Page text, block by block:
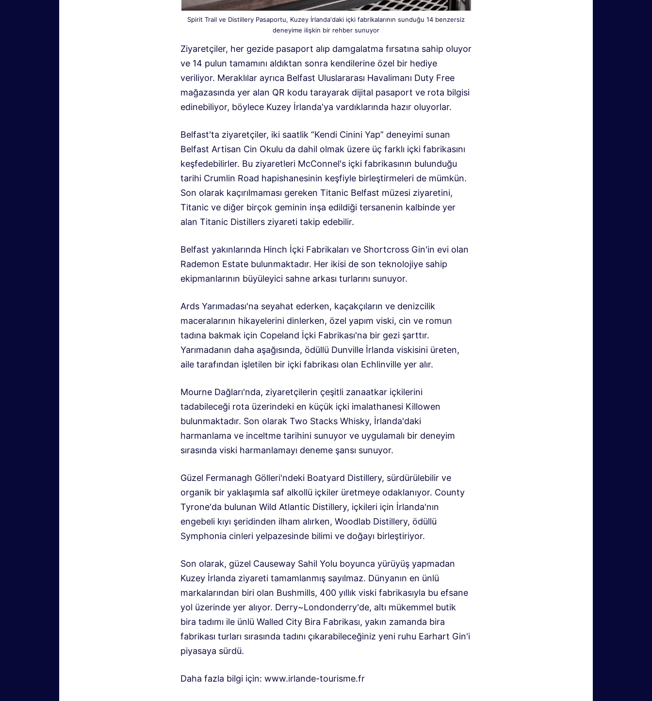
Spirit Trail ve Distillery Pasaportu, Kuzey İrlanda'daki içki fabrikalarının sunduğu 14 benzersiz
deneyime ilişkin bir rehber sunuyor
Ziyaretçiler, her gezide pasaport alıp damgalatma fırsatına sahip oluyor
ve 14 pulun tamamını aldıktan sonra kendilerine özel bir hediye
veriliyor. Meraklılar ayrıca Belfast Uluslararası Havalimanı Duty Free
mağazasında yer alan QR kodu tarayarak dijital pasaport ve rota bilgisi
edinebiliyor, böylece Kuzey İrlanda'ya vardıklarında hazır oluyorlar.
Belfast'ta ziyaretçiler, iki saatlik “Kendi Cinini Yap” deneyimi sunan
Belfast Artisan Cin Okulu da dahil olmak üzere üç farklı içki fabrikasını
keşfedebilirler. Bu ziyaretleri McConnel's içki fabrikasının bulunduğu
tarihi Crumlin Road hapishanesinin keşfiyle birleştirmeleri de mümkün.
Son olarak kaçırılmaması gereken Titanic Belfast müzesi ziyaretini,
Titanic ve diğer birçok geminin inşa edildiği tersanenin kalbinde yer
alan Titanic Distillers ziyareti takip edebilir.
Belfast yakınlarında Hinch İçki Fabrikaları ve Shortcross Gin'in evi olan
Rademon Estate bulunmaktadır. Her ikisi de son teknolojiye sahip
ekipmanlarının büyüleyici sahne arkası turlarını sunuyor.
Ards Yarımadası'na seyahat ederken, kaçakçıların ve denizcilik
maceralarının hikayelerini dinlerken, özel yapım viski, cin ve romun
tadına bakmak için Copeland İçki Fabrikası'na bir gezi şarttır.
Yarımadanın daha aşağısında, ödüllü Dunville İrlanda viskisini üreten,
aile tarafından işletilen bir içki fabrikası olan Echlinville yer alır.
Mourne Dağları'nda, ziyaretçilerin çeşitli zanaatkar içkilerini
tadabileceği rota üzerindeki en küçük içki imalathanesi Killowen
bulunmaktadır. Son olarak Two Stacks Whisky, İrlanda'daki
harmanlama ve inceltme tarihini sunuyor ve uygulamalı bir deneyim
sırasında viski harmanlamayı deneme şansı sunuyor.
Güzel Fermanagh Gölleri'ndeki Boatyard Distillery, sürdürülebilir ve
organik bir yaklaşımla saf alkollü içkiler üretmeye odaklanıyor. County
Tyrone'da bulunan Wild Atlantic Distillery, içkileri için İrlanda'nın
engebeli kıyı şeridinden ilham alırken, Woodlab Distillery, ödüllü
Symphonia cinleri yelpazesinde bilimi ve doğayı birleştiriyor.
Son olarak, güzel Causeway Sahil Yolu boyunca yürüyüş yapmadan
Kuzey İrlanda ziyareti tamamlanmış sayılmaz. Dünyanın en ünlü
markalarından biri olan Bushmills, 400 yıllık viski fabrikasıyla bu efsane
yol üzerinde yer alıyor. Derry~Londonderry'de, altı mükemmel butik
bira tadımı ile ünlü Walled City Bira Fabrikası, yakın zamanda bira
fabrikası turları sırasında tadını çıkarabileceğiniz yeni ruhu Earhart Gin'i
piyasaya sürdü.
Daha fazla bilgi için: www.irlande-tourisme.fr